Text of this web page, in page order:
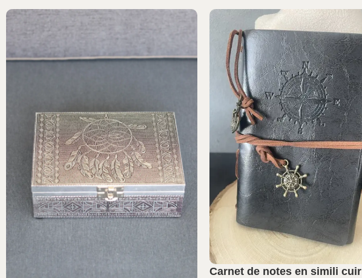
Carnet de notes en simili cuir